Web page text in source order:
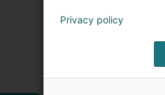
Privacy policy